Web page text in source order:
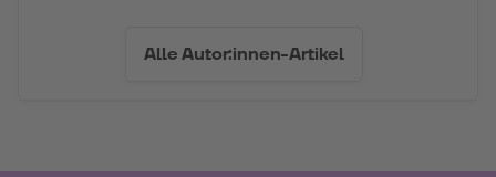
Alle Autor:innen-Artikel